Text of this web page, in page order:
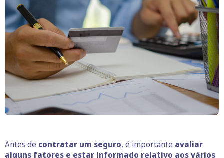
Antes de contratar um seguro, é importante avaliar
alguns fatores e estar informado relativo aos vários